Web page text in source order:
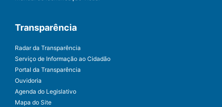
Transparência
Radar da Transparência
Serviço de Informação ao Cidadão
Portal da Transparência
Ouvidoria
Agenda do Legislativo
Mapa do Site